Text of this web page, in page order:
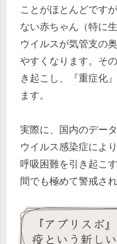
ことがほとんどです
ない赤ちゃん（特に
ウイルスが気管支の
やすくなります。そ
き起こし、『重症化
ます。
実際に、国内のデー
ウイルス感染症によ
呼吸困難を引き起こ
間でも極めて警戒さ
『アブリスボ
疫という新し